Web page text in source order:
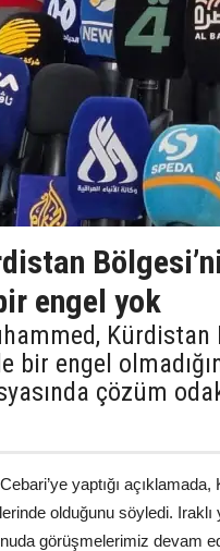
engel yok
Kürdistan
bir engel
çözüm
yaptığı
olduğunu söyledi.
görüşmelerimiz devam